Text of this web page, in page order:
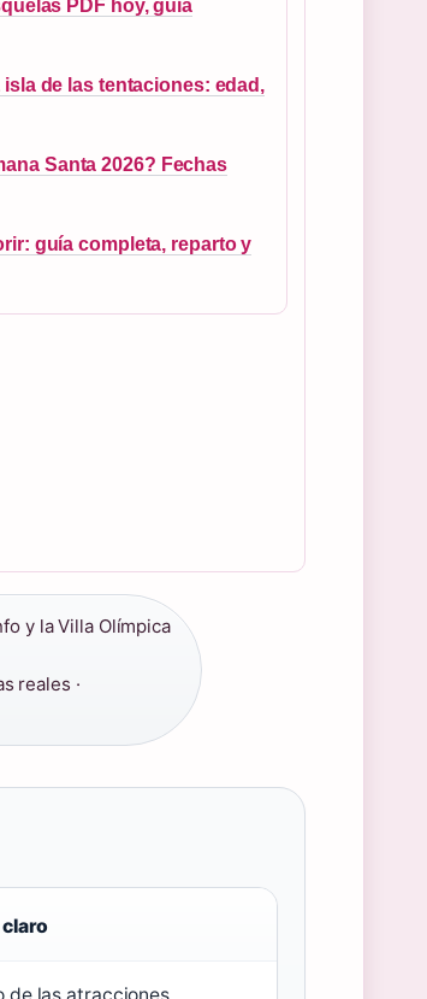
PDF hoy, guía
isla de las tentaciones: edad,
Santa 2026? Fechas
guía completa, reparto y
y la Villa Olímpica
reales ·
claro
de las atracciones